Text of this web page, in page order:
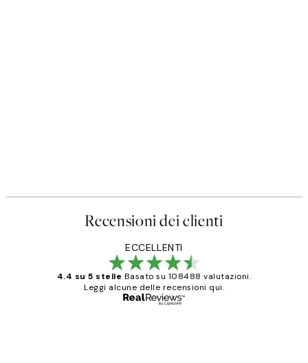
Recensioni dei clienti
ECCELLENTI
4.4 su 5 stelle Basato su 108488 valutazioni.
Leggi alcune delle recensioni qui.